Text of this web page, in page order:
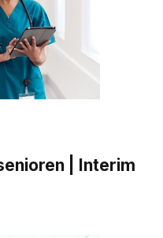
| Interim